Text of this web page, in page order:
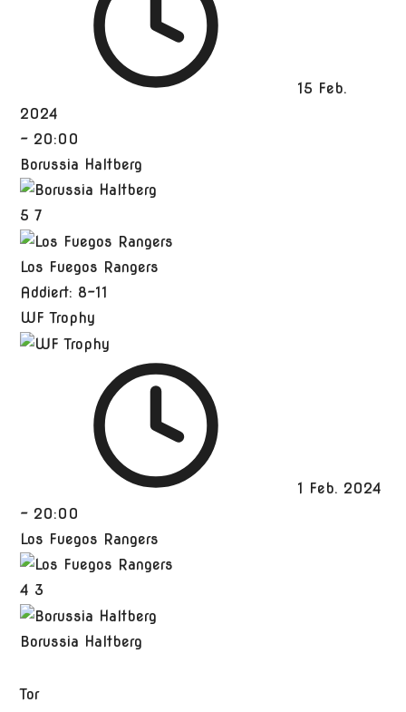
15 Feb.
2024
- 20:00
Borussia Haltberg
57
Los Fuegos Rangers
Addiert: 8-11
WF Trophy
1 Feb. 2024
- 20:00
Los Fuegos Rangers
4 3
Borussia Haltberg
Tor